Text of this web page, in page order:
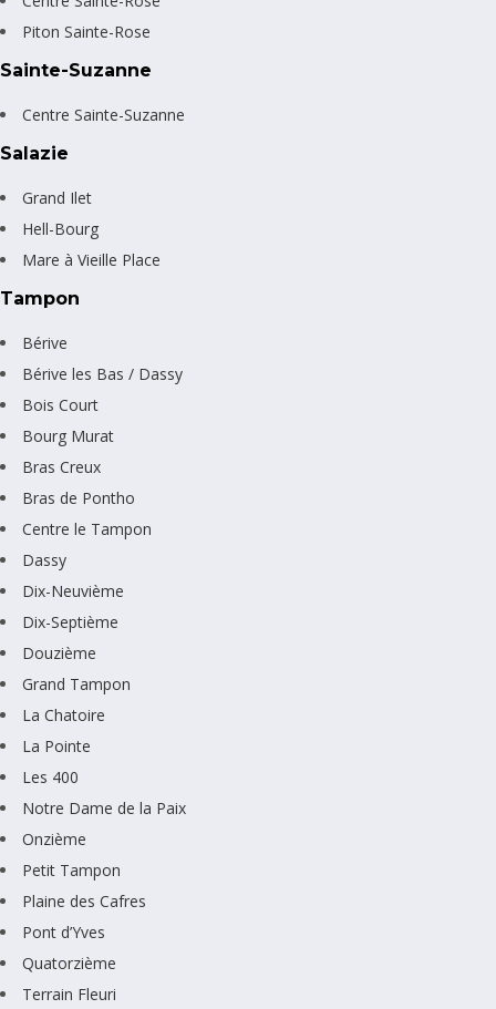
Piton Sainte-Rose
Sainte-Suzanne
Centre Sainte-Suzanne
Salazie
Grand Ilet
Hell-Bourg
Mare à Vieille Place
Tampon
Bérive
Bérive les Bas / Dassy
Bois Court
Bourg Murat
Bras Creux
Bras de Pontho
Centre le Tampon
Dassy
Dix-Neuvième
Dix-Septième
Douzième
Grand Tampon
La Chatoire
La Pointe
Les 400
Notre Dame de la Paix
Onzième
Petit Tampon
Plaine des Cafres
Pont d’Yves
Quatorzième
Terrain Fleuri